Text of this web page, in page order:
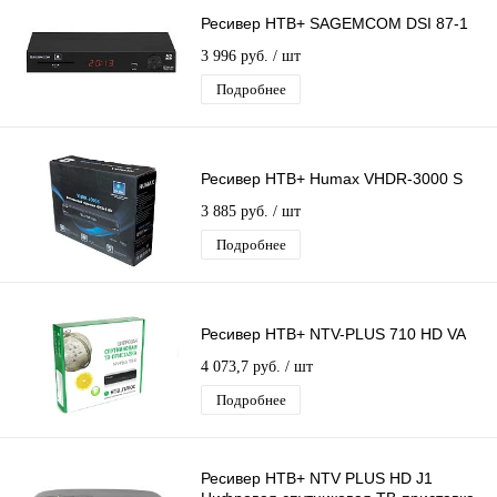
Ресивер НТВ+ SAGEMCOM DSI 87-1
3 996 руб. / шт
Подробнее
Ресивер НТВ+ Humax VHDR-3000 S
3 885 руб. / шт
Подробнее
Ресивер НТВ+ NTV-PLUS 710 HD VA
4 073,7 руб. / шт
Подробнее
Ресивер НТВ+ NTV PLUS HD J1